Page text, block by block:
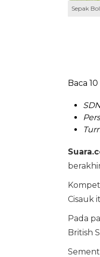
Sepak
Baca
Cisauk
Pada
British